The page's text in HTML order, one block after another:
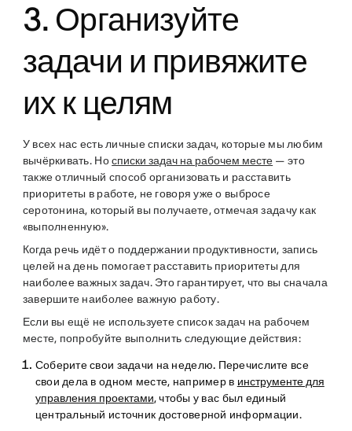
3. Организуйте
задачи и привяжите
их к целям
У всех нас есть личные списки задач, которые мы любим
вычёркивать. Носписки задач на рабочем месте — это
также отличный способ организовать и расставить
приоритеты в работе, не говоря уже о выбросе
серотонина, который вы получаете, отмечая задачу как
«выполненную».
Когда речь идёт о поддержании продуктивности, запись
целей на день помогает расставить приоритеты для
наиболее важных задач. Это гарантирует, что вы сначала
завершите наиболее важную работу.
Если вы ещё не используете список задач на рабочем
месте, попробуйте выполнить следующие действия:
Соберите свои задачи на неделю. Перечислите все
свои дела в одном месте, например в инструменте для
управления проектами, чтобы у вас был единый
центральный источник достоверной информации.